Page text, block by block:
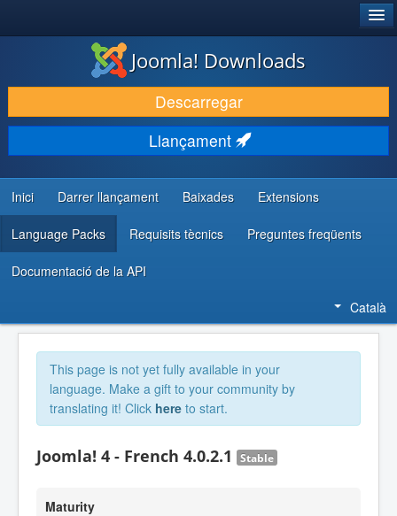
DESCARREGA & AMPLIA
DESCOBRIR & APRENDRE
COMUNITAT & SUPORT
RECURSOS PER DESENVOLUPADORS/ES
Joomla! Downloads
Descarregar
Llançament
Inici Darrer llançament Baixades Extensions
Language Packs Requisits tècnics Preguntes freqüents
Documentació de la API
Català
This page is not yet fully available in your
language. Make a gift to your community by
translating it! Click here to start.
Joomla! 4 - French 4.0.2.1 Stable
Maturity